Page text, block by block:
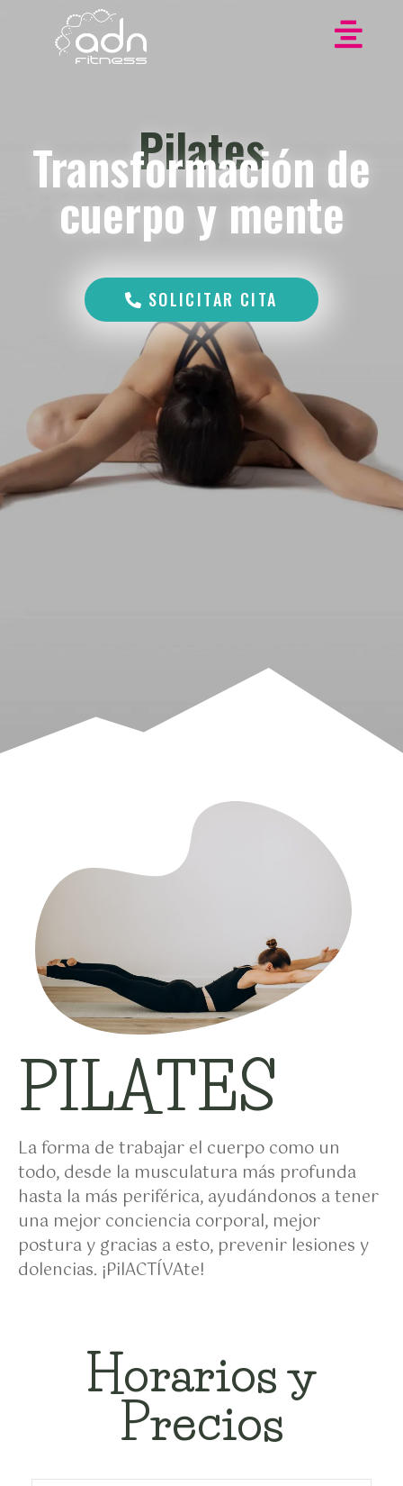
Pilates
Transformación de
cuerpo y mente
SOLICITAR CITA
PILATES
La forma de trabajar el cuerpo como un
todo, desde la musculatura más profunda
hasta la más periférica, ayudándonos a tener
una mejor conciencia corporal, mejor
postura y gracias a esto, prevenir lesiones y
dolencias. ¡PilACTÍVAte!
Horarios y
Precios